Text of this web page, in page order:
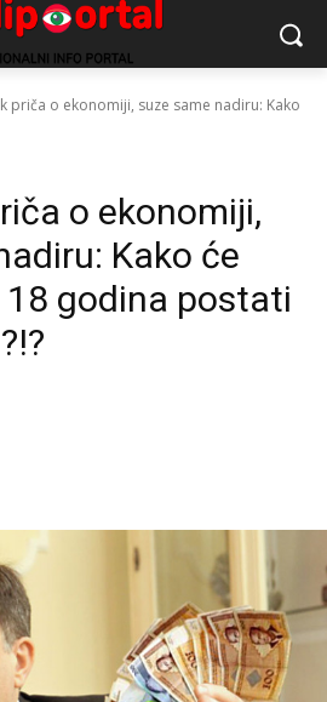
priča o ekonomiji, suze same nadiru: Kako
o ekonomiji,
Kako će
18 godina postati